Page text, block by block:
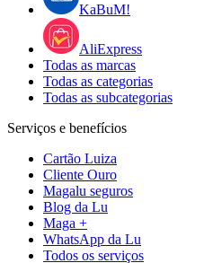
KaBuM!
AliExpress
Todas as marcas
Todas as categorias
Todas as subcategorias
Serviços e benefícios
Cartão Luiza
Cliente Ouro
Magalu seguros
Blog da Lu
Maga +
WhatsApp da Lu
Todos os serviços